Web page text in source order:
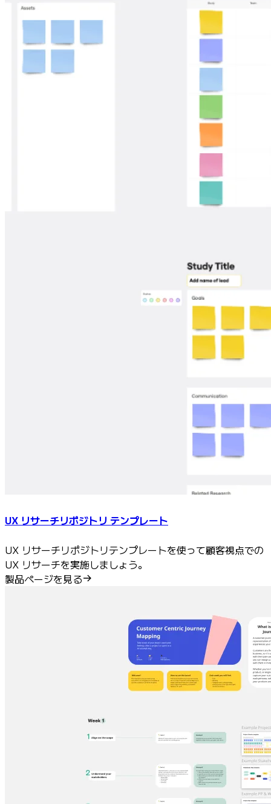
UX リサーチリポジトリ テンプレート
UX リサーチリポジトリテンプレートを使って顧客視点での
UX リサーチを実施しましょう。
製品ページを見る